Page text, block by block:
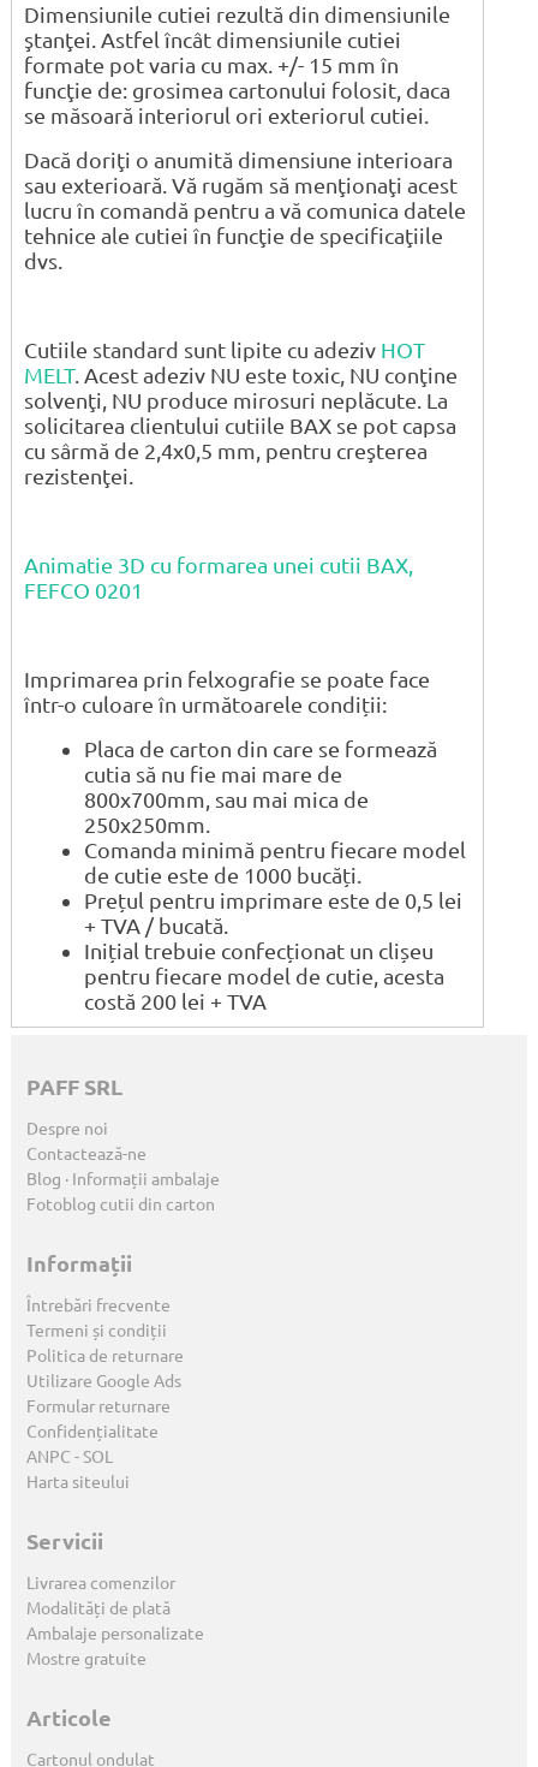
Dimensiunile cutiei rezultă din dimensiunile
ştanţei. Astfel încât dimensiunile cutiei
formate pot varia cu max. +/- 15 mm în
funcţie de: grosimea cartonului folosit, daca
se măsoară interiorul ori exteriorul cutiei.
Dacă doriţi o anumită dimensiune interioara
sau exterioară. Vă rugăm să menţionaţi acest
lucru în comandă pentru a vă comunica datele
tehnice ale cutiei în funcţie de specificaţiile
dvs.
Cutiile standard sunt lipite cu adeziv HOT
MELT. Acest adeziv NU este toxic, NU conţine
solvenţi, NU produce mirosuri neplăcute. La
solicitarea clientului cutiile BAX se pot capsa
cu sârmă de 2,4x0,5 mm, pentru creşterea
rezistenţei.
Animatie 3D cu formarea unei cutii BAX,
FEFCO 0201
Imprimarea prin felxografie se poate face
într-o culoare în următoarele condiții:
Placa de carton din care se formează
cutia să nu fie mai mare de
800x700mm, sau mai mica de
250x250mm.
Comanda minimă pentru fiecare model
de cutie este de 1000 bucăți.
Prețul pentru imprimare este de 0,5 lei
+ TVA / bucată.
Inițial trebuie confecționat un clișeu
pentru fiecare model de cutie, acesta
costă 200 lei + TVA
PAFF SRL
Despre noi
Contactează-ne
Blog · Informații ambalaje
Fotoblog cutii din carton
Informații
Întrebări frecvente
Termeni și condiții
Politica de returnare
Utilizare Google Ads
Formular returnare
Confidențialitate
ANPC -SOL
Harta siteului
Servicii
Livrarea comenzilor
Modalități de plată
Ambalaje personalizate
Mostre gratuite
Articole
Cartonul ondulat